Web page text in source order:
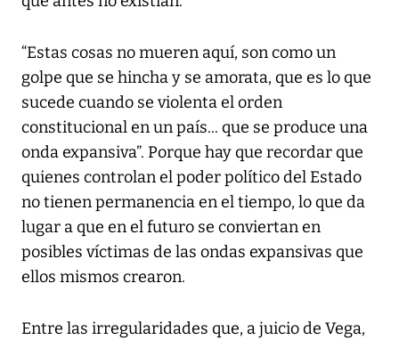
“Estas cosas no mueren aquí, son como un
golpe que se hincha y se amorata, que es lo que
sucede cuando se violenta el orden
constitucional en un país... que se produce una
onda expansiva”. Porque hay que recordar que
quienes controlan el poder político del Estado
no tienen permanencia en el tiempo, lo que da
lugar a que en el futuro se conviertan en
posibles víctimas de las ondas expansivas que
ellos mismos crearon.
Entre las irregularidades que, a juicio de Vega,